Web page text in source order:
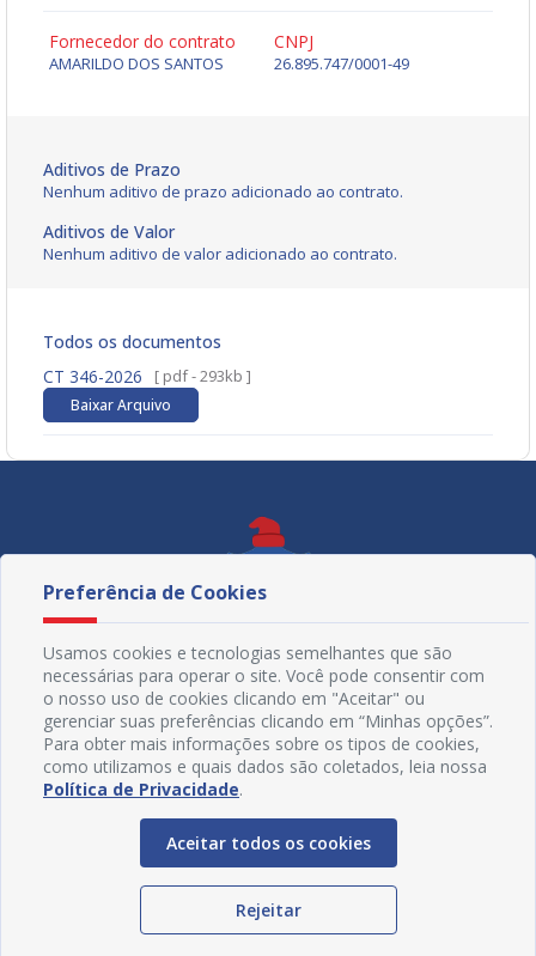
Fornecedor do contrato
AMARILDO DOS SANTOS
CNPJ
26.895.747/0001-49
Aditivos de Prazo
Nenhum aditivo de prazo adicionado ao contrato.
Aditivos de Valor
Nenhum aditivo de valor adicionado ao contrato.
Todos os documentos
CT 346-2026
[ pdf - 293kb ]
Baixar Arquivo
Preferência de Cookies
Usamos cookies e tecnologias semelhantes que são
necessárias para operar o site. Você pode consentir com
o nosso uso de cookies clicando em "Aceitar" ou
gerenciar suas preferências clicando em “Minhas opções”.
Para obter mais informações sobre os tipos de cookies,
como utilizamos e quais dados são coletados, leia nossa
Política de Privacidade.
Aceitar todos os cookies
Rejeitar